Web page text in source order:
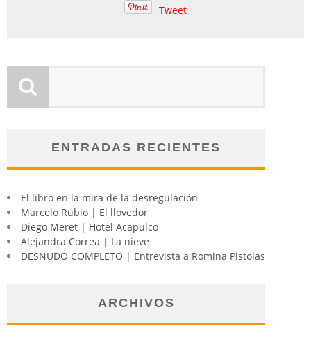
Tweet
ENTRADAS RECIENTES
El libro en la mira de la desregulación
Marcelo Rubio | El llovedor
Diego Meret | Hotel Acapulco
Alejandra Correa | La nieve
DESNUDO COMPLETO | Entrevista a Romina Pistolas
ARCHIVOS